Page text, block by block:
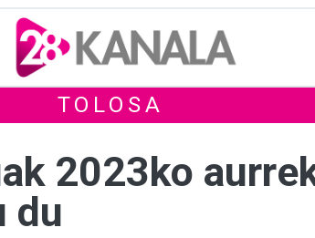
TOLOSA
2023ko
du